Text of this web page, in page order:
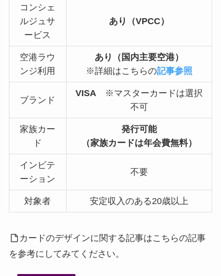
コンシェ
ルジュサ
ービス
あり（VPCC）
空港ラウ
ンジ利用
あり（国内主要空港）
※詳細はこちらの記事参照
ブランド
VISA ※マスターカードは選択
不可
家族カー
ド
発行可能
（家族カードは年会費無料）
インビテ
ーション
不要
対象者 安定収入のある20歳以上
カードのデザインに関する記事はこちらの記事
を参考にしてみてください。